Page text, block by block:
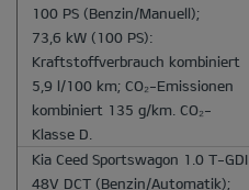
100 PS (Benzin/Manuell);
73,6 kW (100 PS):
Kraftstoffverbrauch kombiniert
5,9 l/100 km; CO₂-Emissionen
kombiniert 135 g/km. CO₂-
Klasse D.
Kia Ceed Sportswagon 1.0 T-GDI
48V DCT (Benzin/Automatik);